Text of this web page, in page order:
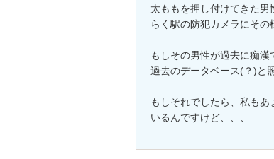
太ももを押し付けてきた
らく駅の防犯カメラにその
もしその男性が過去に痴漢
過去のデータベース(？)と
もしそれでしたら、私も
いるんですけど、、、